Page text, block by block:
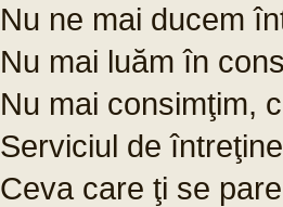
Nu ne mai ducem
Nu mai luăm în
Nu mai consimţim,
Serviciul de
Ceva care ţi se